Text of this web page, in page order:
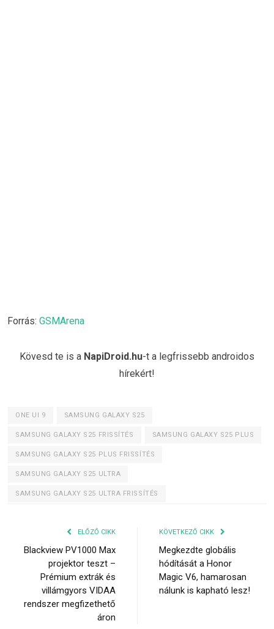
Forrás: GSMArena
Kövesd te is a NapiDroid.hu-t a legfrissebb androidos
hírekért!
ONE UI 9 SAMSUNG GALAXY S25
SAMSUNG GALAXY S25 FRISSÍTÉS SAMSUNG GALAXY S25 PLUS
SAMSUNG GALAXY S25 PLUS FRISSÍTÉS
SAMSUNG GALAXY S25 ULTRA
SAMSUNG GALAXY S25 ULTRA FRISSÍTÉS
ELŐZŐ CIKK
Blackview PV1000 Max
projektor teszt –
Prémium extrák és
villámgyors VIDAA
rendszer megfizethető
áron
KÖVETKEZŐ CIKK
Megkezdte globális
hódítását a Honor
Magic V6, hamarosan
nálunk is kapható lesz!